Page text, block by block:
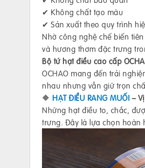
✔ Không chất tạo màu
✔ Sản xuất theo quy trình
Nhờ công nghệ chế biến
và hương thơm đặc trưng
Bộ tứ hạt điều cao cấp
OCHAO mang đến trải
nhau nhưng vẫn giữ trọn
🔶 HẠT ĐIỀU RANG MUỐI –
Những hạt điều to, chắc,
trưng. Đây là lựa chọn hoàn